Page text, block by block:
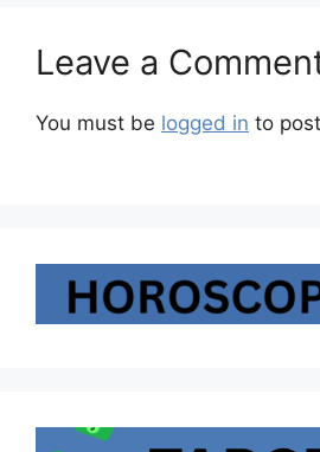
Leave a
You must be logged in to